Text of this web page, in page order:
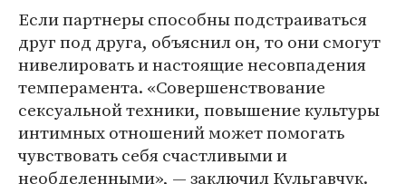
Если партнеры способны подстраиваться
друг под друга, объяснил он, то они смогут
нивелировать и настоящие несовпадения
темперамента. «Совершенствование
сексуальной техники, повышение культуры
интимных отношений может помогать
чувствовать себя счастливыми и
необделенными», — заключил Кульгавчук.